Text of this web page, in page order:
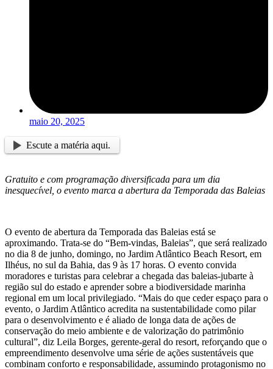
maio 20, 2025
Escute a matéria aqui.
Gratuito e com programação diversificada para um dia
inesquecível, o evento marca a abertura da Temporada das Baleias
O evento de abertura da Temporada das Baleias está se
aproximando. Trata-se do “Bem-vindas, Baleias”, que será realizado
no dia 8 de junho, domingo, no Jardim Atlântico Beach Resort, em
Ilhéus, no sul da Bahia, das 9 às 17 horas. O evento convida
moradores e turistas para celebrar a chegada das baleias-jubarte à
região sul do estado e aprender sobre a biodiversidade marinha
regional em um local privilegiado. “Mais do que ceder espaço para o
evento, o Jardim Atlântico acredita na sustentabilidade como pilar
para o desenvolvimento e é aliado de longa data de ações de
conservação do meio ambiente e de valorização do patrimônio
cultural”, diz Leila Borges, gerente-geral do resort, reforçando que o
empreendimento desenvolve uma série de ações sustentáveis que
combinam conforto e responsabilidade, assumindo protagonismo no